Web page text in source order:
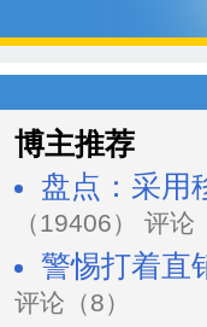
博主推荐
盘点：采用
（19406） 评论
警惕打着直
评论（8）